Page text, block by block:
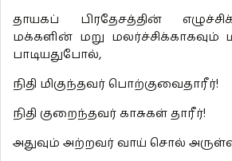
தாயகப் பிரதேசத்தின்
மக்களின் மறு மலர்ச்சிக்காகவும்
பாடியதுபோல்,
நிதி மிகுந்தவர் பொற்குவைதாரீர்!
நிதி குறைந்தவர் காசுகள் தாரீர்!
அதுவும் அற்றவர் வாய் சொல்